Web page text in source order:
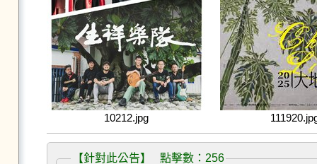
10212.jpg
【針對此公告】 點擊數：256